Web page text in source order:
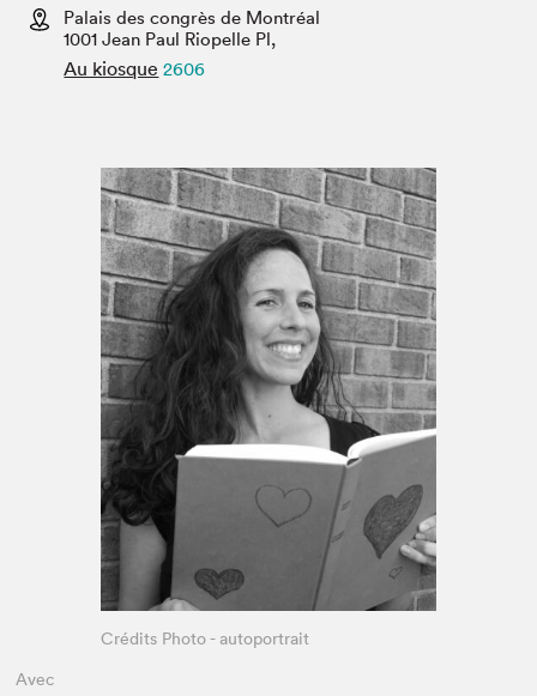
Espace médias
Palais des congrès de Montréal
1001 Jean Paul Riopelle Pl,
Au kiosque 2606
Avec
Crédits Photo - autoportrait